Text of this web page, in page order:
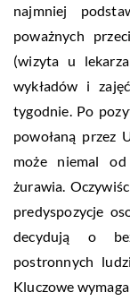
najmniej
poważnych
(wizyta u
wykładów i
tygodnie. Po
powołaną przez
może niemal
żurawia.
predyspozycje
decydują o
postronnych
Kluczowe